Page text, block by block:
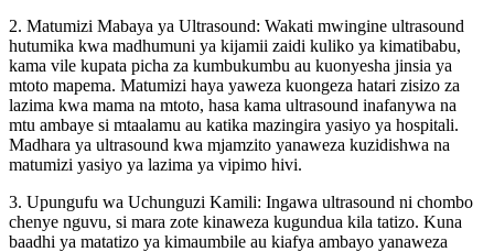
2. Matumizi Mabaya ya Ultrasound: Wakati mwingine ultrasound
hutumika kwa madhumuni ya kijamii zaidi kuliko ya kimatibabu,
kama vile kupata picha za kumbukumbu au kuonyesha jinsia ya
mtoto mapema. Matumizi haya yaweza kuongeza hatari zisizo za
lazima kwa mama na mtoto, hasa kama ultrasound inafanywa na
mtu ambaye si mtaalamu au katika mazingira yasiyo ya hospitali.
Madhara ya ultrasound kwa mjamzito yanaweza kuzidishwa na
matumizi yasiyo ya lazima ya vipimo hivi.
3. Upungufu wa Uchunguzi Kamili: Ingawa ultrasound ni chombo
chenye nguvu, si mara zote kinaweza kugundua kila tatizo. Kuna
baadhi ya matatizo ya kimaumbile au kiafya ambayo yanaweza